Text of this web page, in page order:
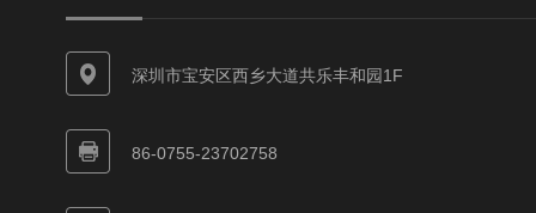
深圳市宝安区西乡大道共乐丰和园1F
86-0755-23702758